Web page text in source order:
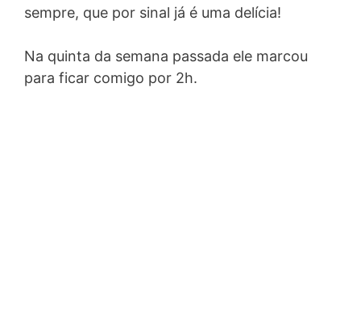
sempre, que por sinal já é uma delícia!
Na quinta da semana passada ele marcou
para ficar comigo por 2h.